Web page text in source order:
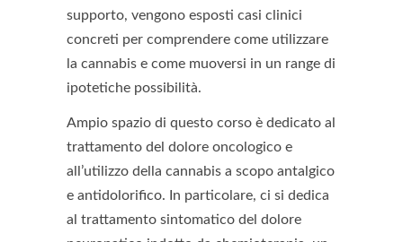
supporto, vengono esposti casi clinici
concreti per comprendere come utilizzare
la cannabis e come muoversi in un range di
ipotetiche possibilità.
Ampio spazio di questo corso è dedicato al
trattamento del dolore oncologico e
all’utilizzo della cannabis a scopo antalgico
e antidolorifico. In particolare, ci si dedica
al trattamento sintomatico del dolore